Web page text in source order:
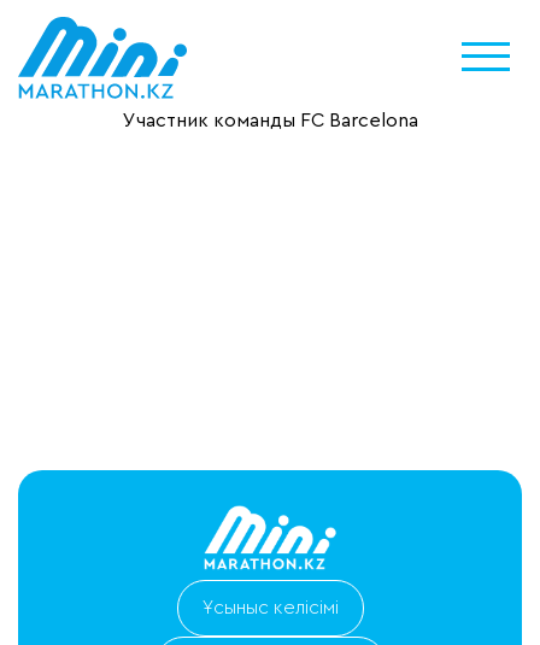
Участник команды FC Barcelona
Ұсыныс келісімі